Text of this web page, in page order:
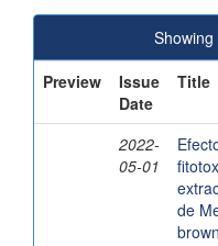
Preview
Issue
Date
Title
2022-
05-01
de